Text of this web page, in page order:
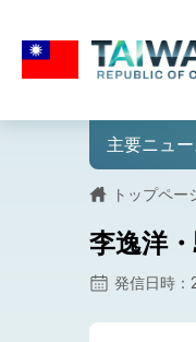
主要ニュー
トップペー
李逸洋
発信日時：